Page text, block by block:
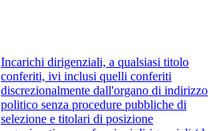
Incarichi dirigenziali, a qualsiasi titolo
conferiti, ivi inclusi quelli conferiti
discrezionalmente dall'organo di indirizzo
politico senza procedure pubbliche di
selezione e titolari di posizione